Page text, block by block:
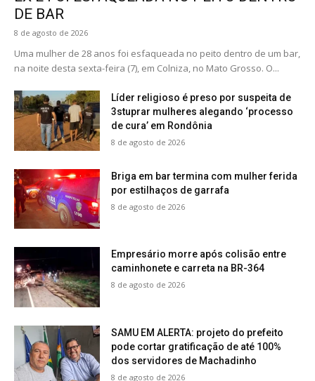
DE BAR
8 de agosto de 2026
Uma mulher de 28 anos foi esfaqueada no peito dentro de um bar,
na noite desta sexta-feira (7), em Colniza, no Mato Grosso. O...
Líder religioso é preso por suspeita de
3stuprar mulheres alegando ‘processo
de cura’ em Rondônia
8 de agosto de 2026
Briga em bar termina com mulher ferida
por estilhaços de garrafa
8 de agosto de 2026
Empresário morre após colisão entre
caminhonete e carreta na BR-364
8 de agosto de 2026
SAMU EM ALERTA: projeto do prefeito
pode cortar gratificação de até 100%
dos servidores de Machadinho
8 de agosto de 2026